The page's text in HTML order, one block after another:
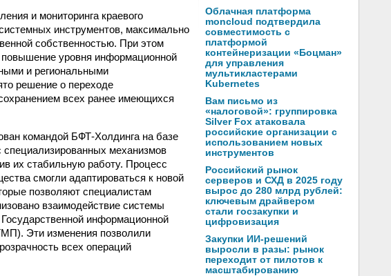
и мониторинга краевого
инструментов, максимально
собственностью. При этом
повышение уровня информационной
и региональными
решение о переходе
всех ранее имеющихся
командой БФТ-Холдинга на базе
механизмов
их стабильную работу. Процесс
смогли адаптироваться к новой
позволяют специалистам
взаимодействие системы
информационной
Эти изменения позволили
всех операций
Облачная платформа
moncloud подтвердила
совместимость с
платформой
контейнеризации «Боцман»
для управления
мультикластерами
Kubernetes
Вам письмо из
«налоговой»: группировка
Silver Fox атаковала
российские организации с
использованием новых
инструментов
Российский рынок
серверов и СХД в 2025 году
вырос до 280 млрд рублей:
ключевым драйвером
стали госзакупки и
цифровизация
Закупки ИИ-решений
выросли в разы: рынок
переходит от пилотов к
масштабированию